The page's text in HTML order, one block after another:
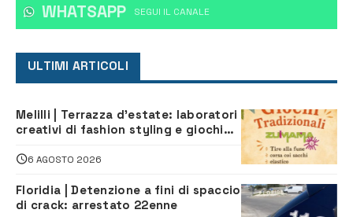
WHATSAPP ‎SEGUI IL CANALE
ULTIMI ARTICOLI
Melilli | Terrazza d’estate: laboratori
creativi di fashion styling e giochi
iscriversi
6 AGOSTO 2026
Floridia | Detenzione a fini di spaccio
di crack: arrestato 22enne